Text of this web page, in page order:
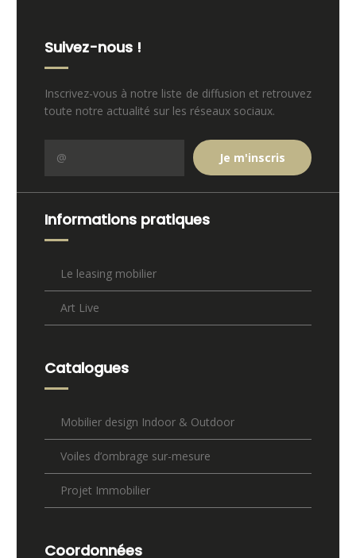
Suivez-nous !
Inscrivez-vous à notre liste de diffusion et retrouvez
toute notre actualité sur les réseaux sociaux.
Informations pratiques
Le leasing mobilier
Art Live
Catalogues
Mobilier design Indoor & Outdoor
Voiles d’ombrage sur-mesure
Projet Immobilier
Coordonnées